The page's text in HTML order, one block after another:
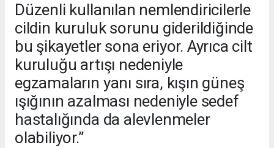
Düzenli kullanılan nemlendiricilerle
cildin kuruluk sorunu giderildiğinde
bu şikayetler sona eriyor. Ayrıca cilt
kuruluğu artışı nedeniyle
egzamaların yanı sıra, kışın güneş
ışığının azalması nedeniyle sedef
hastalığında da alevlenmeler
olabiliyor.”